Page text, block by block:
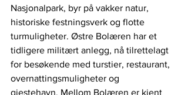
Nasjonalpark, byr på vakker natur,
historiske festningsverk og flotte
turmuligheter. Østre Bolæren har et
tidligere militært anlegg, nå tilrettelagt
for besøkende med turstier, restaurant,
overnattingsmuligheter og
gjestehavn. Mellom Bolæren er kjent